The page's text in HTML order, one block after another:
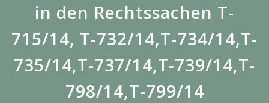
in den Rechtssachen T-
715/14, T-732/14,T-734/14,T-
735/14,T-737/14,T-739/14,T-
798/14,T-799/14